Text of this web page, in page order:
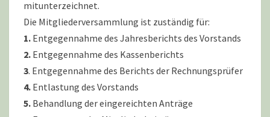
mitunterzeichnet.
Die Mitgliederversammlung ist zuständig für:
1. Entgegennahme des Jahresberichts des Vorstands
2. Entgegennahme des Kassenberichts
3. Entgegennahme des Berichts der Rechnungsprüfer
4. Entlastung des Vorstands
5. Behandlung der eingereichten Anträge